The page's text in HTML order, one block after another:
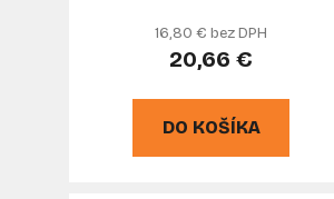
16,80 € bez DPH
20,66 €
DO KOŠÍKA